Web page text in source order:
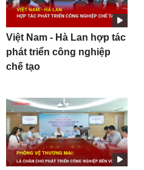
Việt Nam - Hà Lan hợp tác
phát triển công nghiệp
chế tạo